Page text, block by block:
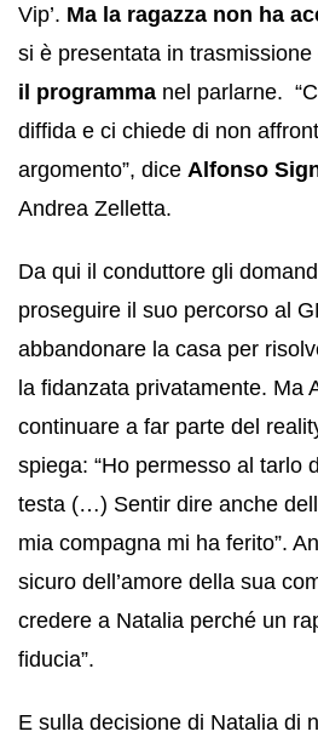
Vip’. Ma la ragazza non ha
si è presentata in
il programma nel parlarne.
diffida e ci chiede di non
argomento”, dice Alfonso
Andrea Zelletta.
Da qui il conduttore gli
proseguire il suo percorso al
abbandonare la casa per
la fidanzata privatamente. Ma
continuare a far parte del
spiega: “Ho permesso al tarlo
testa (…) Sentir dire anche
mia compagna mi ha ferito”.
sicuro dell’amore della sua
credere a Natalia perché un
fiducia”.
E sulla decisione di Natalia di